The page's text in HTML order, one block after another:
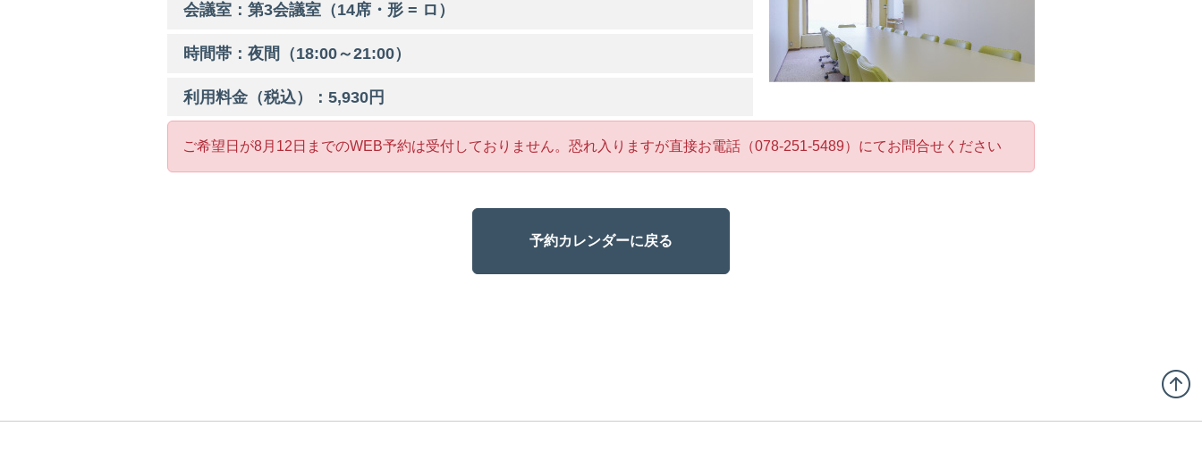
会議室：第3会議室（14席・形 = ロ）
時間帯： 夜間 （18:00～21:00）
利用料金（税込）： 5,930円
ご希望日が8月12日までのWEB予約は受付しておりません。恐れ入りますが直接お電話（078-251-5489）にてお問合せください
予約カレンダーに戻る